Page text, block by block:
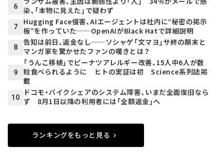
6
染、「本物に見えた」で疑わず
7
Hugging Face侵害、AIエージェントは社内に“秘密の掲示
板”を作っていた──OpenAIがBlack Hatで詳細説明
8
告知は前日、返金なし──ソシャゲ「文マヨ」サ終の顛末と
マンガ家を驚かせたファンの嘆きとは？
9
「うんこ移植」でピーナツアレルギー改善、15人中6人が数
粒食べられるように ヒトの実証は初 Science系列誌掲
載
10
ドコモ・バイクシェアのシステム障害、いまだ全面復旧なら
ず 8月1日以降の利用者には「全額返金」へ
ランキングをもっと見る